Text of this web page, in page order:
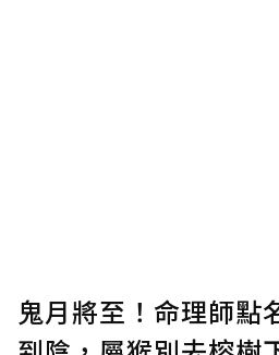
鬼月將至！命理師點